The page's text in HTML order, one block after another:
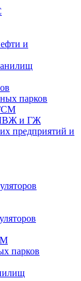
и
парков
ЛВЖ и ГЖ
предприятий и
парков